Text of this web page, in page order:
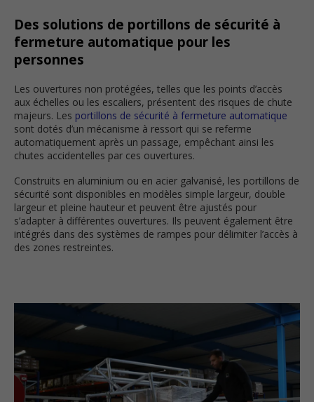
Des solutions de portillons de sécurité à
fermeture automatique pour les
personnes
Les ouvertures non protégées, telles que les points d’accès
aux échelles ou les escaliers, présentent des risques de chute
majeurs. Les portillons de sécurité à fermeture automatique
sont dotés d’un mécanisme à ressort qui se referme
automatiquement après un passage, empêchant ainsi les
chutes accidentelles par ces ouvertures.
Construits en aluminium ou en acier galvanisé, les portillons de
sécurité sont disponibles en modèles simple largeur, double
largeur et pleine hauteur et peuvent être ajustés pour
s’adapter à différentes ouvertures. Ils peuvent également être
intégrés dans des systèmes de rampes pour délimiter l’accès à
des zones restreintes.